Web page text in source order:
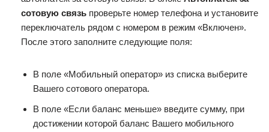
сотовую связь проверьте номер телефона и установите
переключатель рядом с номером в режим «Включен».
После этого заполните следующие поля:
В поле «Мобильный оператор» из списка выберите
Вашего сотового оператора.
В поле «Если баланс меньше» введите сумму, при
достижении которой баланс Вашего мобильного